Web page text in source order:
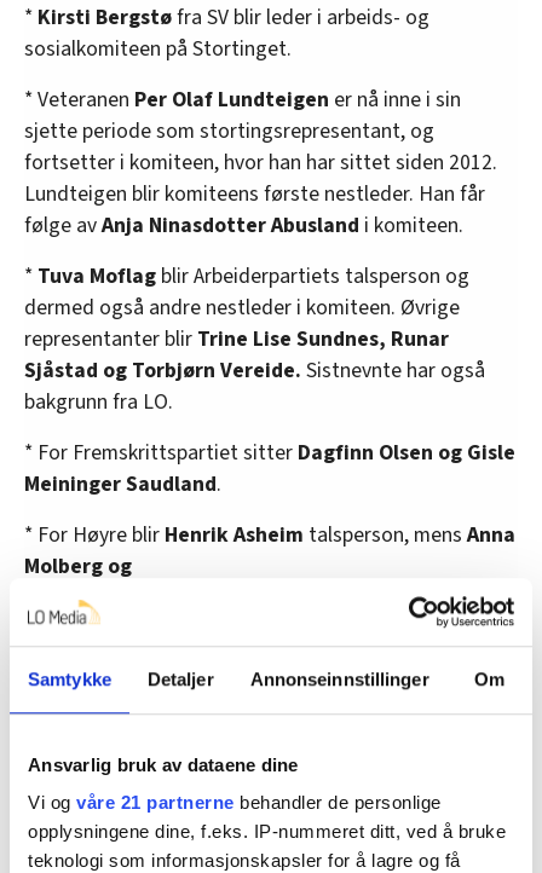
Samtykke Detaljer Annonseinnstillinger Om
Ansvarlig bruk av dataene dine
Vi og våre 21 partnerne behandler de personlige
opplysningene dine, f.eks. IP-nummeret ditt, ved å bruke
teknologi som informasjonskapsler for å lagre og få
* Kirsti Bergstøfra SV blir leder i arbeids- og
sosialkomiteen på Stortinget.
* Veteranen Per Olaf Lundteigen er nå inne i sin
sjette periode som stortingsrepresentant, og
fortsetter i komiteen, hvor han har sittet siden 2012.
Lundteigen blir komiteens første nestleder. Han får
følge avAnja Ninasdotter Abusland i komiteen.
* Tuva Moflag blir Arbeiderpartiets talsperson og
dermed også andre nestleder i komiteen. Øvrige
representanter blir Trine Lise Sundnes, Runar
Sjåstad og Torbjørn Vereide. Sistnevnte har også
bakgrunn fra LO.
* For Fremskrittspartiet sitter Dagfinn Olsen og Gisle
Meininger Saudland.
* For Høyre blir Henrik Asheim talsperson, mensAnna
Molberg og
Aleksander Stokkebø
blir de øvrige medlemmene.
*Mímir Kristjánsson
er Rødts representant
Verken Pasientfokus, KrF, MDG eller Venstre har valgt å
Rotevatn skal skygge arbeids- og sosialkomiteen for
Venstre og blir slik sett partiets talsperson i
arbeidslivsspørsmål.